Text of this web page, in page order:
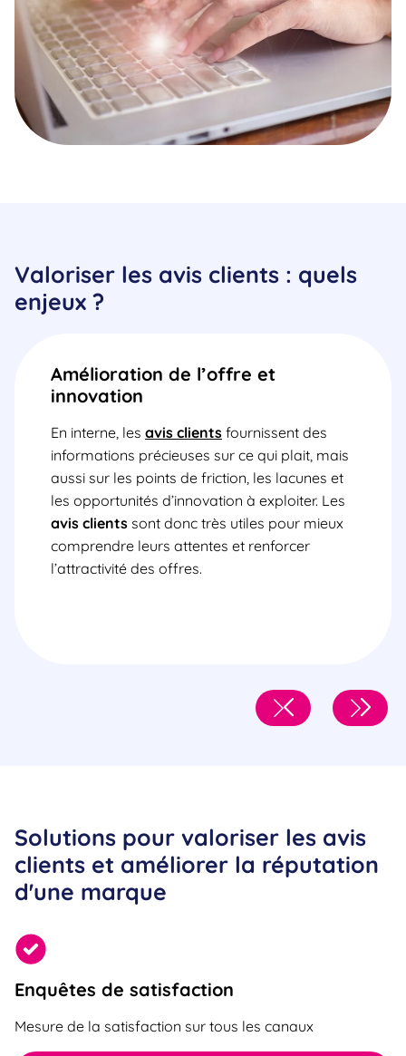
Valoriser les avis clients : quels
enjeux ?
Amélioration de l’offre et
innovation
En interne, les avis clients fournissent des
informations précieuses sur ce qui plait, mais
aussi sur les points de friction, les lacunes et
les opportunités d’innovation à exploiter. Les
avis clients sont donc très utiles pour mieux
comprendre leurs attentes et renforcer
l’attractivité des offres.
Solutions pour valoriser les avis
clients et améliorer la réputation
d'une marque
Enquêtes de satisfaction
Mesure de la satisfaction sur tous les canaux